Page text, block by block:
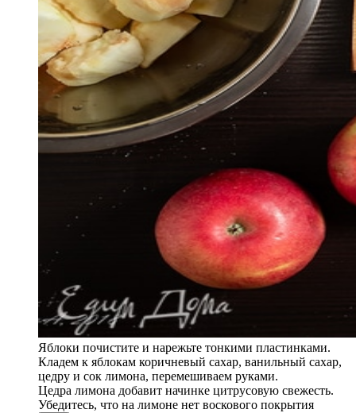
Яблоки почистите и нарежьте тонкими пластинками.
Кладем к яблокам коричневый сахар, ванильный сахар,
цедру и сок лимона, перемешиваем руками.
Цедра лимона добавит начинке цитрусовую свежесть.
Убедитесь, что на лимоне нет воскового покрытия